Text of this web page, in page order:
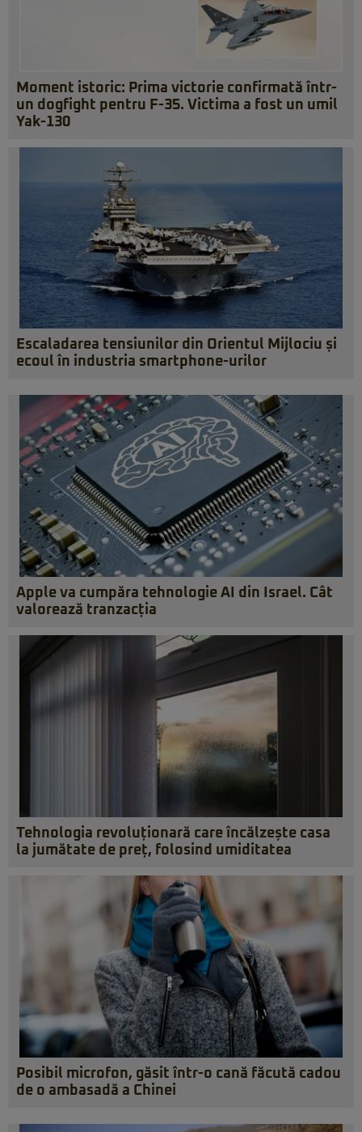
Moment istoric: Prima victorie confirmată într-
un dogfight pentru F-35. Victima a fost un umil
Yak-130
Escaladarea tensiunilor din Orientul Mijlociu și
ecoul în industria smartphone-urilor
Apple va cumpăra tehnologie AI din Israel. Cât
valorează tranzacția
Tehnologia revoluționară care încălzește casa
la jumătate de preț, folosind umiditatea
Posibil microfon, găsit într-o cană făcută cadou
de o ambasadă a Chinei